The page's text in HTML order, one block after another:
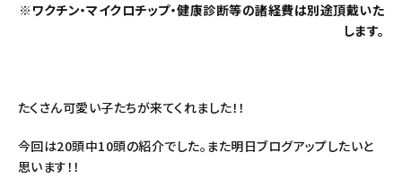
※ワクチン・マイクロチップ・健康診断等の諸経費は別途頂戴いた
します。
たくさん可愛い子たちが来てくれました！！
今回は20頭中10頭の紹介でした。また明日ブログアップしたいと
思います！！